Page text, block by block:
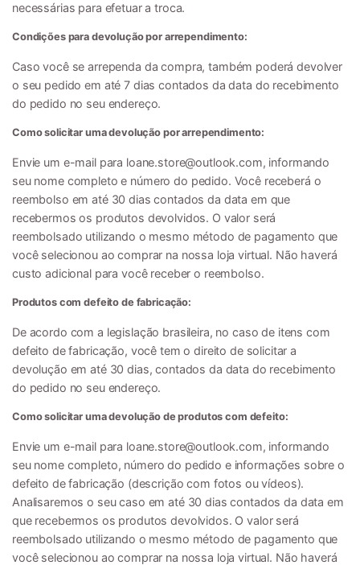
necessárias para efetuar a troca.
Condições para devolução por arrependimento:
Caso você se arrependa da compra, também poderá devolver
o seu pedido em até 7 dias contados da data do recebimento
do pedido no seu endereço.
Como solicitar uma devolução por arrependimento:
Envie um e-mail para loane.store@outlook.com, informando
seu nome completo e número do pedido. Você receberá o
reembolso em até 30 dias contados da data em que
recebermos os produtos devolvidos. O valor será
reembolsado utilizando o mesmo método de pagamento que
você selecionou ao comprar na nossa loja virtual. Não haverá
custo adicional para você receber o reembolso.
Produtos com defeito de fabricação:
De acordo com a legislação brasileira, no caso de itens com
defeito de fabricação, você tem o direito de solicitar a
devolução em até 30 dias, contados da data do recebimento
do pedido no seu endereço.
Como solicitar uma devolução de produtos com defeito:
Envie um e-mail para loane.store@outlook.com, informando
seu nome completo, número do pedido e informações sobre o
defeito de fabricação (descrição com fotos ou vídeos).
Analisaremos o seu caso em até 30 dias contados da data em
que recebermos os produtos devolvidos. O valor será
reembolsado utilizando o mesmo método de pagamento que
você selecionou ao comprar na nossa loja virtual. Não haverá